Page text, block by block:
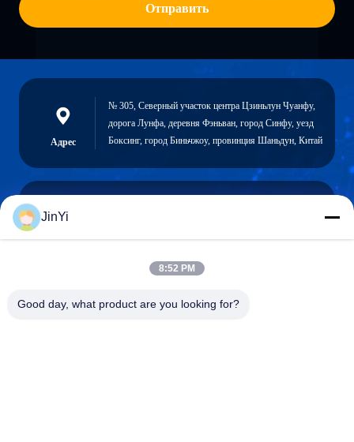
Отправить
Адрес
№ 305, Северный участок центра Цзиньлун Чуанфу,
дорога Лунфа, деревня Фэньван, город Синфу, уезд
Боксинг, город Биньчжоу, провинция Шаньдун, Китай
JinYi
8:52 PM
Good day, what product are you looking for?